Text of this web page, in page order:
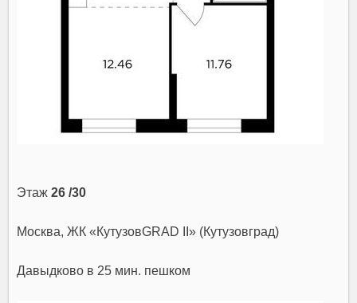
Этаж26 /30
Москва, ЖК «КутузовGRAD II» (Кутузовград)
Давыдково в 25 мин. пешком